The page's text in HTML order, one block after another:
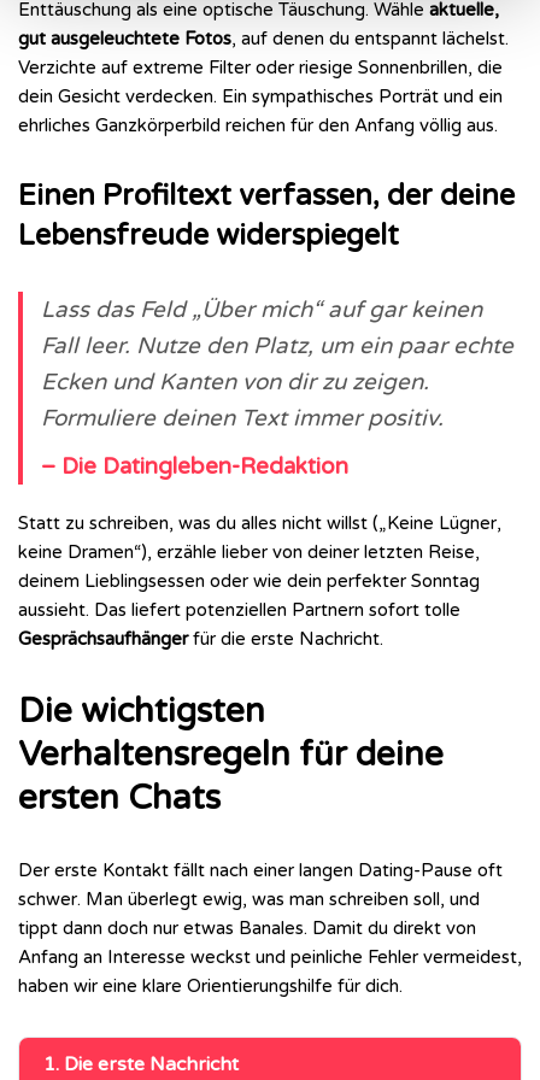
Enttäuschung als eine optische Täuschung. Wähle aktuelle,
gut ausgeleuchtete Fotos, auf denen du entspannt lächelst.
Verzichte auf extreme Filter oder riesige Sonnenbrillen, die
dein Gesicht verdecken. Ein sympathisches Porträt und ein
ehrliches Ganzkörperbild reichen für den Anfang völlig aus.
Einen Profiltext verfassen, der deine
Lebensfreude widerspiegelt
Lass das Feld „Über mich“ auf gar keinen
Fall leer. Nutze den Platz, um ein paar echte
Ecken und Kanten von dir zu zeigen.
Formuliere deinen Text immer positiv.
– Die Datingleben-Redaktion
Statt zu schreiben, was du alles nicht willst („Keine Lügner,
keine Dramen“), erzähle lieber von deiner letzten Reise,
deinem Lieblingsessen oder wie dein perfekter Sonntag
aussieht. Das liefert potenziellen Partnern sofort tolle
Gesprächsaufhängerfür die erste Nachricht.
Die wichtigsten
Verhaltensregeln für deine
ersten Chats
Der erste Kontakt fällt nach einer langen Dating-Pause oft
schwer. Man überlegt ewig, was man schreiben soll, und
tippt dann doch nur etwas Banales. Damit du direkt von
Anfang an Interesse weckst und peinliche Fehler vermeidest,
haben wir eine klare Orientierungshilfe für dich.
1. Die erste Nachricht